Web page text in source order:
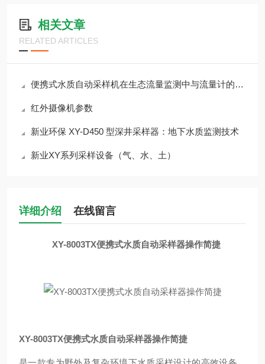
相关文章
RELATED ARTICLES
便携式水质自动采样机在生态流量监测中与流量计的联动控制策略
红外摄像机参数
新业环保 XY-D450 型深井采样器：地下水质监测技术
新业XY系列采样设备（气、水、土）
详细介绍 在线留言
XY-8003TX便携式水质自动采样器操作简捷
XY-8003TX便携式水质自动采样器操作简捷